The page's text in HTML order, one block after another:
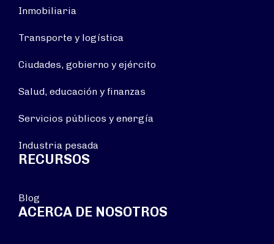
Inmobiliaria
Transporte y logística
Ciudades, gobierno y ejército
Salud, educación y finanzas
Servicios públicos y energía
Industria pesada
RECURSOS
Blog
ACERCA DE NOSOTROS